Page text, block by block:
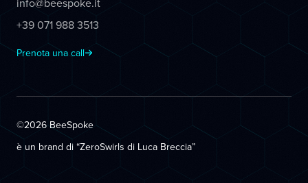
+39 071 988 3513
Prenota una call
©2026 BeeSpoke
è un brand di “ZeroSwirls di Luca Breccia”